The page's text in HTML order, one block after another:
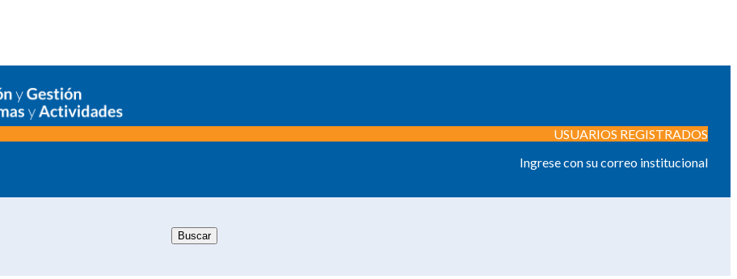
USUARIOS REGISTRADOS
Ingrese con su correo institucional